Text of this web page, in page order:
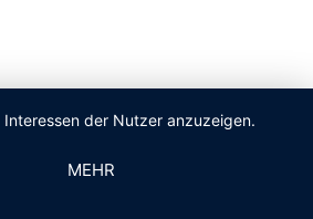
der Nutzer anzuzeigen.
MEHR